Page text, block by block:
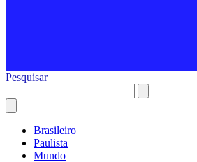
Pesquisar
Brasileiro
Paulista
Mundo